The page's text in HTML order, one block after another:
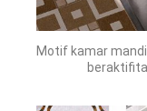
Motif kamar